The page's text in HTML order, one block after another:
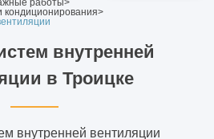
кондиционирования>
внутренней
в Троицке